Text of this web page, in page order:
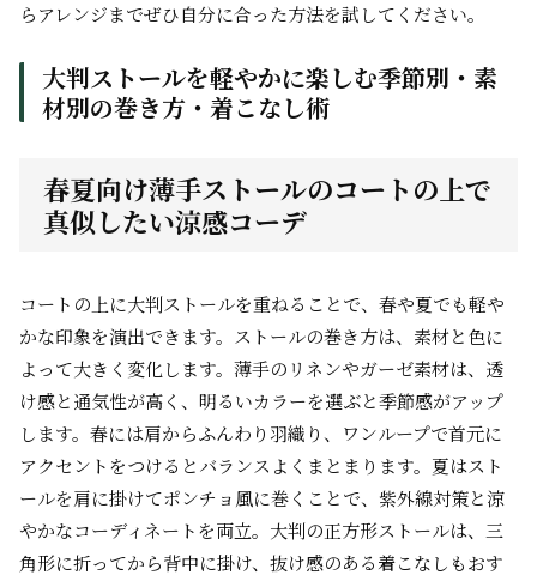
らアレンジまでぜひ自分に合った方法を試してください。
大判ストールを軽やかに楽しむ季節別・素
材別の巻き方・着こなし術
春夏向け薄手ストールのコートの上で
真似したい涼感コーデ
コートの上に大判ストールを重ねることで、春や夏でも軽や
かな印象を演出できます。ストールの巻き方は、素材と色に
よって大きく変化します。薄手のリネンやガーゼ素材は、透
け感と通気性が高く、明るいカラーを選ぶと季節感がアップ
します。春には肩からふんわり羽織り、ワンループで首元に
アクセントをつけるとバランスよくまとまります。夏はスト
ールを肩に掛けてポンチョ風に巻くことで、紫外線対策と涼
やかなコーディネートを両立。大判の正方形ストールは、三
角形に折ってから背中に掛け、抜け感のある着こなしもおす